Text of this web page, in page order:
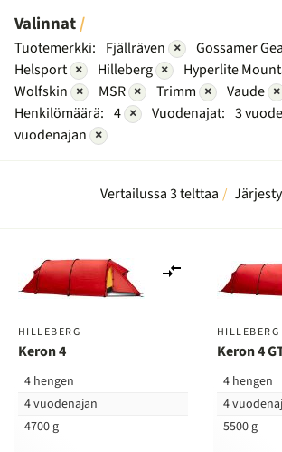
Valinnat
Tuotemerkki: Fjällräven × Gossamer
Helsport × Hilleberg × Hyperlite
Wolfskin × MSR × Trimm × Vaude ×
Henkilömäärä: 4 × Vuodenajat: 3
vuodenajan ×
Vertailussa 3 telttaa
HILLEBERG
Keron 4
4 hengen
4 vuodenajan
4700 g
vertailuun
HILLEBERG
Keron 4
4 hengen
4
5500 g